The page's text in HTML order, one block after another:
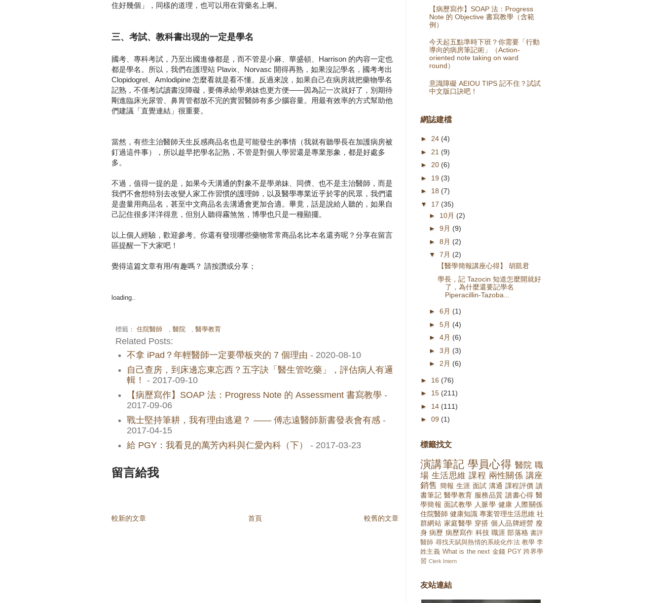
住好幾個」，同樣的道理，也可以用在背藥名上啊。
三、考試、教科書出現的一定是學名
國考、專科考試，乃至出國進修都是，而不管是小麻、華盛頓、Harrison 的內容一定也
都是學名。所以，我們在護理站 Plavix、Norvasc 開得再熟，如果沒記學名，國考考出
Clopidogrel、Amlodipine 怎麼看就是看不懂。反過來說，如果自己在病房就把藥物學名
記熟，不僅考試讀書沒障礙，要傳承給學弟妹也更方便——因為記一次就好了，別期待
剛進臨床光尿管、鼻胃管都放不完的實習醫師有多少腦容量。用最有效率的方式幫助他
們建議「直覺連結」很重要。
當然，有些主治醫師天生反感商品名也是可能發生的事情（我就有聽學長在加護病房被
釘過這件事），所以趁早把學名記熟，不管是對個人學習還是專業形象，都是好處多
多。
不過，值得一提的是，如果今天溝通的對象不是學弟妹、同儕、也不是主治醫師，而是
我們不會想特別去改變人家工作習慣的護理師，以及醫學專業近乎於零的民眾，我們還
是盡量用商品名，甚至中文商品名去溝通會更加合適。畢竟，話是說給人聽的，如果自
己記住很多洋洋得意，但別人聽得霧煞煞，博學也只是一種顯擺。
以上個人經驗，歡迎參考。你還有發現哪些藥物常常商品名比本名還夯呢？分享在留言
區提醒一下大家吧！
覺得這篇文章有用/有趣嗎？ 請按讚或分享；
loading..
標籤： 住院醫師 , 醫院 ,醫學教育
Related Posts:
不拿 iPad？年輕醫師一定要帶板夾的 7 個理由 - 2020-08-10
自己查房，到床邊忘東忘西？五字訣「醫生管吃藥」，評估病人有邏
輯！
- 2017-09-10
【病歷寫作】SOAP 法：Progress Note 的 Assessment 書寫教學 -
2017-09-06
戰士堅持筆耕，我有理由逃避？ —— 傅志遠醫師新書發表會有感-
2017-04-15
給 PGY：我看見的萬芳內科與仁愛內科（下）
- 2017-03-23
留言給我
較新的文章 較舊的文章
首頁
【病歷寫作】SOAP 法：Progress
Note 的 Objective 書寫教學（含範
例）
今天起五點準時下班？你需要「行動
導向的病房筆記術」（Action-
oriented note taking on ward
round）
意識障礙 AEIOU TIPS 記不住？試試
中文版口訣吧！
網誌建檔
► 24 (4)
► 21 (9)
► 20 (6)
► 19 (3)
► 18 (7)
▼ 17 (35)
► 10月 (2)
► 9月 (9)
► 8月 (2)
▼ 7月 (2)
【醫學簡報講座心得】 胡凱君
學長，記 Tazocin 知道怎麼開就好
了，為什麼還要記學名
Piperacillin-Tazoba...
► 6月 (1)
► 5月 (4)
► 4月 (6)
► 3月 (3)
► 2月 (6)
► 16 (76)
► 15 (211)
► 14 (111)
► 09 (1)
標籤找文
演講筆記 學員心得 醫院 職
場 生活思維 課程 兩性關係 講座
銷售 簡報 生涯 面試 溝通 課程評價 讀
書筆記 醫學教育 服務品質 讀書心得 醫
學簡報 面試教學 人脈學 健康 人際關係
住院醫師 健康知識 專案管理生活思維 社
群網站 家庭醫學 穿搭 個人品牌經營 瘦
身 病歷 病歷寫作 科技 職涯 部落格 書評
醫師 尋找天賦與熱情的系統化作法 教學 李
姓主義 What is the next 金錢 PGY 跨界學
習 Clerk Intern
友站連結